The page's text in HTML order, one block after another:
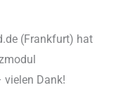
(Frankfurt) hat
Dank!